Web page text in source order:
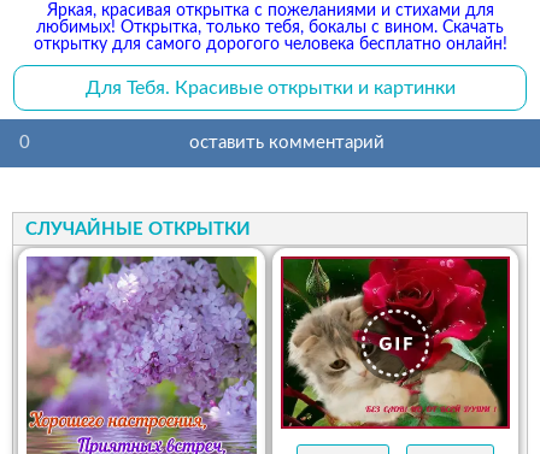
Яркая, красивая открытка с пожеланиями и стихами для
любимых! Открытка, только тебя, бокалы с вином. Скачать
открытку для самого дорогого человека бесплатно онлайн!
Для Тебя. Красивые открытки и картинки
0 оставить комментарий
СЛУЧАЙНЫЕ ОТКРЫТКИ